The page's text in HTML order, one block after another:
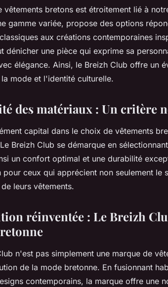
vêtements bretons est étroitement lié à
gamme variée, propose des options
aux créations contemporaines
dénicher une pièce qui exprime sa
élégance. Ainsi, le Breizh Club offre un
mode et l'identité culturelle.
des matériaux : Un critère
capital dans le choix de vêtements
Breizh Club se démarque en
un confort optimal et une durabilité
pour ceux qui apprécient non seulement le
leurs vêtements.
réinventée : Le Breizh
n'est pas simplement une marque de
de la mode bretonne. En fusionnant
contemporains, la marque offre une